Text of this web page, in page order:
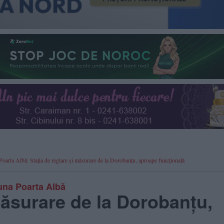
Albă: Stația de reglare și măsurare de la Dorobanțu, aproape funcțională
Poarta Albă
de la Dorobanțu,